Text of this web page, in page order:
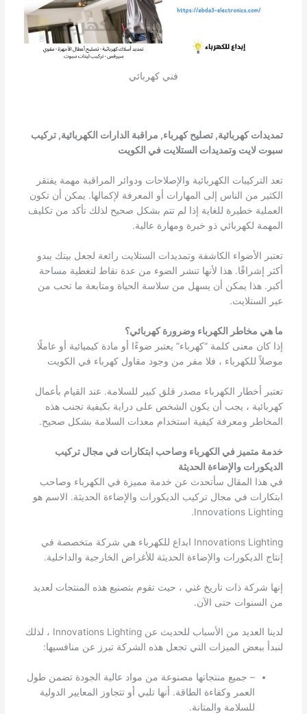
فني كهربائي
تمديدات كهربائية, تصليح كهرباء, مراقبة الدارات الكهربائية, تركيب
سبوت لايت وتمديدات الستلايت في الكويت
تعد التركيبات الكهربائية والإصلاحات ودوائر المراقبة مهمة يفتقر
الكثير من الناس إلى المهارات أو المعرفة لإكمالها. يمكن أن تكون
العملية خطيرة للغاية إذا لم تتم بشكل صحيح لذلك تأكد من تكليف
المهمة لكهربائي ذو خبرة ومهارة عالية.
تعتبر الأضواء الكاشفة وتمديدات الستلايت رائعة لجعل بيتك يبدو
أكثر إشراقًا. هذا لأنها تنشر الضوء من عدة نقاط لتغطية مساحة
أكبر. هذا يمكن أن يسهل من سلاسة الحياة ومتابعة ما تحب من
عبر الستلايت.
ما هي مخاطر الكهرباء وضرورة كهربائي؟
إذا كان معنى كلمة “كهرباء” يعتبر ضوءًا أو مادة كيميائية أو عاملًا
موصلاً للكهرباء ، فلا مفر من وجود مقاول كهرباء في الكويت
تعتبر أخطار الكهرباء مصدر قلق كبير للسلامة. عند القيام بأعمال
كهربائية ، يجب أن يكون الشخص على دراية بكيفية تجنب هذه
المخاطر ومعرفة كيفية استخدام معدات السلامة بشكل صحيح.
خدمة متميز في الكهرباء وصاحب ابتكارات في مجال تركيب
الديكورات والإضاءة الحديثة
في هذا المقال سأتحدث عن خدمة مميزة في الكهرباء وصاحب
ابتكارات في مجال تركيب الديكورات والإضاءة الحديثة. الاسم هو
Innovations Lighting.
Innovations Lighting ابداع للكهرباء هي شركة متخصصة في
إنتاج الديكورات والإضاءة الحديثة للأغراض الخارجية والداخلية.
إنها شركة ذات تاريخ غني ، حيث تقوم بتصنيع هذه المنتجات لعديد
من السنوات حتى الآن.
لدينا العديد من الأسباب للحديث عن Innovations Lighting ، لذلك
لنبدأ ببعض الميزات التي تجعل هذه الشركة تبرز عن منافسيها:
– جميع منتجاتها مصنوعة من مواد عالية الجودة تضمن طول
العمر وكفاءة الطاقة. أنها تلبي أو تتجاوز المعايير الدولية
للسلامة والمتانة.